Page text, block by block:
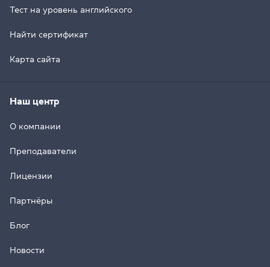
Тест на уровень английского
Найти сертификат
Карта сайта
Наш центр
О компании
Преподаватели
Лицензии
Партнёры
Блог
Новости